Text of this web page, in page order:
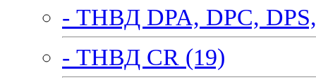
- ТНВД DPA, DPC,
- ТНВД CR (19)